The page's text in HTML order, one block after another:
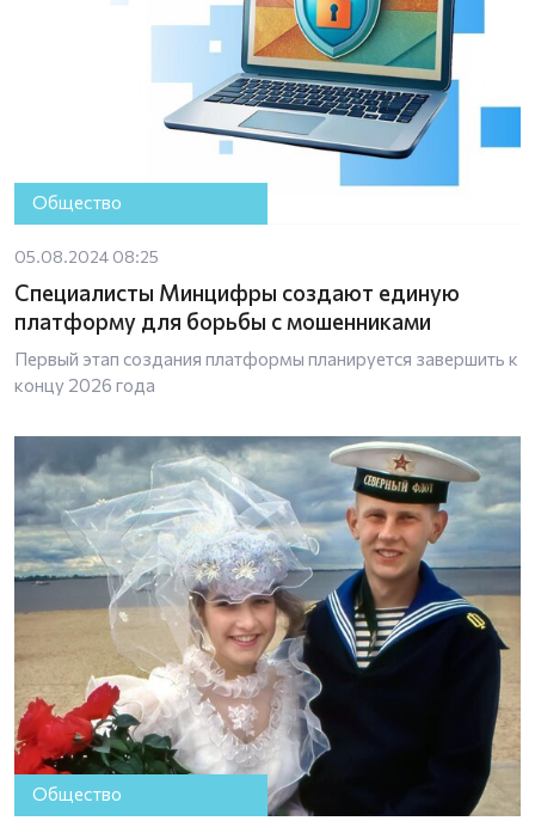
Общество
05.08.2024 08:25
Специалисты Минцифры создают единую
платформу для борьбы с мошенниками
Первый этап создания платформы планируется завершить к
концу 2026 года
Общество